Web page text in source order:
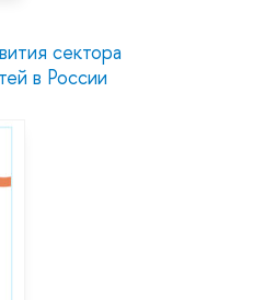
сектора
в России